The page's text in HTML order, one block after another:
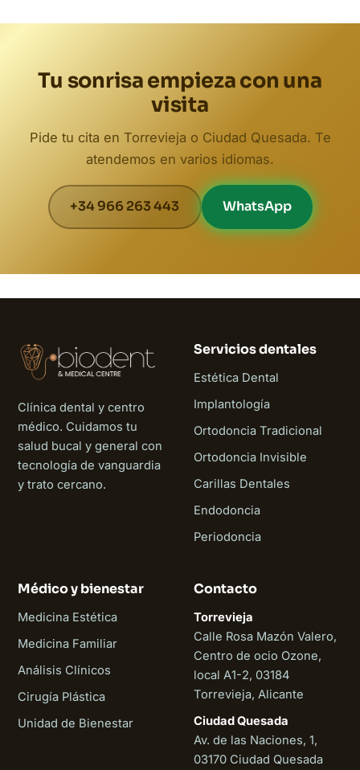
Tu sonrisa empieza con una
visita
Pide tu cita en Torrevieja o Ciudad Quesada. Te
atendemos en varios idiomas.
+34 966 263 443 WhatsApp
Clínica dental y centro
médico. Cuidamos tu
salud bucal y general con
tecnología de vanguardia
y trato cercano.
Servicios dentales
Estética Dental
Implantología
Ortodoncia Tradicional
Ortodoncia Invisible
Carillas Dentales
Endodoncia
Periodoncia
Médico y bienestar
Medicina Estética
Medicina Familiar
Análisis Clínicos
Cirugía Plástica
Unidad de Bienestar
Contacto
Torrevieja
Calle Rosa Mazón Valero,
Centro de ocio Ozone,
local A1-2, 03184
Torrevieja, Alicante
Ciudad Quesada
Av. de las Naciones, 1,
03170 Ciudad Quesada